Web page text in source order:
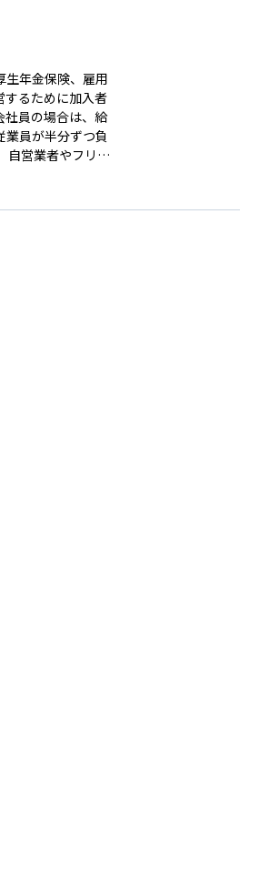
生年金保険、雇用
するために加入者
社員の場合は、給
員が半分ずつ負
生活上のリスクに
影響する固定費